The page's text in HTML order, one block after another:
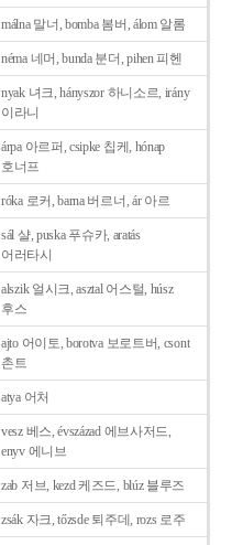
málna 말너, bomba 봄버, álom 알롬
néma 네머, bunda 분더, pihen 피헨
nyak 녀크, hányszor 하니소르, irány
이라니
árpa 아르퍼, csipke 칩케, hónap
호너프
róka 로커, barna 버르너, ár 아르
sál 샬, puska 푸슈카, aratás
어러타시
alszik 얼시크, asztal 어스털, húsz
후스
ajto 어이토, borotva 보로트버, csont
촌트
atya 어처
vesz 베스, évszázad 에브사저드,
enyv 에니브
zab 저브, kezd 케즈드, blúz 블루즈
zsák 자크, tőzsde 퇴주데, rozs 로주